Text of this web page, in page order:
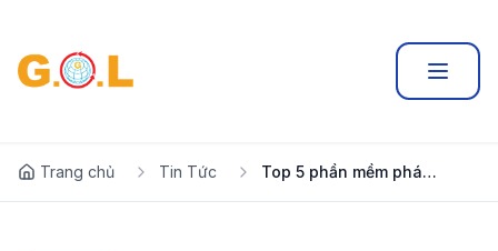
Trang chủ Tin Tức Top 5 phần mềm phát hành Bill tốt nhất hiện nay